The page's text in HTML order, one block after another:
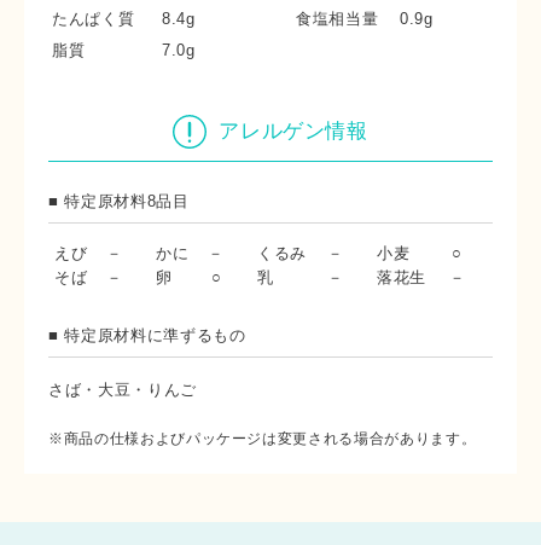
たんぱく質
8.4g 食塩相当量
0.9g
脂質
7.0g
アレルゲン情報
■ 特定原材料8品目
えび － かに － くるみ － 小麦
○
そば
－ 卵 ○ 乳 － 落花生 －
■ 特定原材料に準ずるもの
さば・大豆・りんご
※商品の仕様およびパッケージは変更される場合があります。